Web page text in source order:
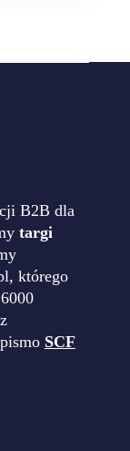
B2B dla
targi
którego
SCF